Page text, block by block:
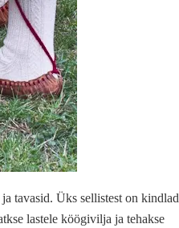
tavasid. Üks sellistest on kindlad
lastele köögivilja ja tehakse